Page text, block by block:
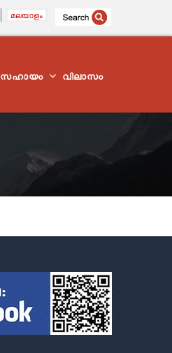
മലയാളം
സഹായം വിലാസം